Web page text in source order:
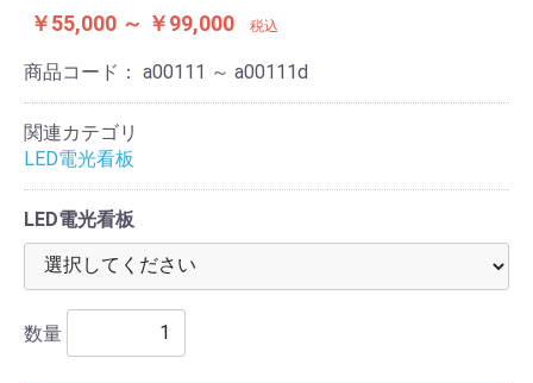
￥55,000 ～ ￥99,000 税込
商品コード： a00111 ～ a00111d
関連カテゴリ
LED電光看板
LED電光看板
数量